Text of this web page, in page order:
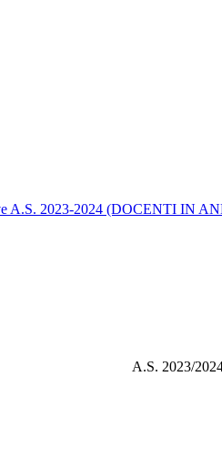
A.S. 2023-2024 (DOCENTI IN
A.S. 2023/